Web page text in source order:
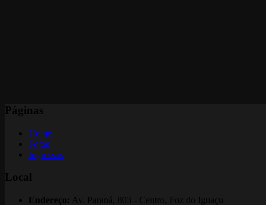
Páginas
Home
Fotos
Ingressos
Local
Endereço: Av. Paraná, 803 - Centro, Foz do Iguaçu